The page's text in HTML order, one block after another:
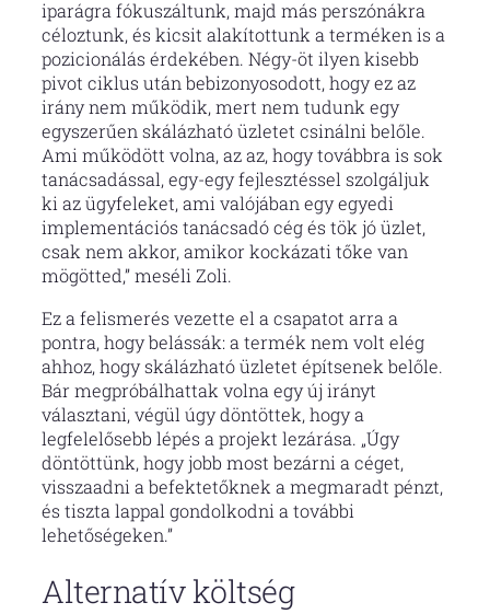
iparágra fókuszáltunk, majd más perszónákra
céloztunk, és kicsit alakítottunk a terméken is a
pozicionálás érdekében. Négy-öt ilyen kisebb
pivot ciklus után bebizonyosodott, hogy ez az
irány nem működik, mert nem tudunk egy
egyszerűen skálázható üzletet csinálni belőle.
Ami működött volna, az az, hogy továbbra is sok
tanácsadással, egy-egy fejlesztéssel szolgáljuk
ki az ügyfeleket, ami valójában egy egyedi
implementációs tanácsadó cég és tök jó üzlet,
csak nem akkor, amikor kockázati tőke van
mögötted,” meséli Zoli.
Ez a felismerés vezette el a csapatot arra a
pontra, hogy belássák: a termék nem volt elég
ahhoz, hogy skálázható üzletet építsenek belőle.
Bár megpróbálhattak volna egy új irányt
választani, végül úgy döntöttek, hogy a
legfelelősebb lépés a projekt lezárása. „Úgy
döntöttünk, hogy jobb most bezárni a céget,
visszaadni a befektetőknek a megmaradt pénzt,
és tiszta lappal gondolkodni a további
lehetőségeken.”
Alternatív költség